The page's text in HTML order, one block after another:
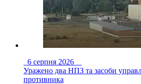
6 серпня 2026
Уражено два НПЗ та засоби
противника